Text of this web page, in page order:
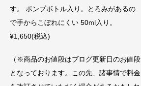
す。 ポンプボトル入り。とろみがあるの
で手からこぼれにくい 50ml入り。
¥1,650(税込)
（※商品のお値段はブログ更新日のお値段
となっております。この先、諸事情で料金